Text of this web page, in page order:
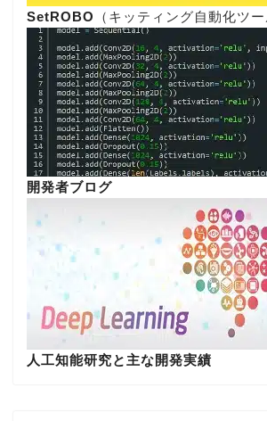
SetROBO （キッティング自動化ツー
開発者ブログ
人工知能研究と主な開発実績